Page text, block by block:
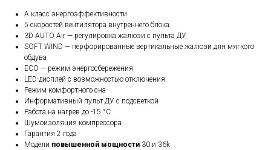
А класс энергоэффективности
5 скоростей вентилятора внутреннего блока
3D AUTO Air — регулировка жалюзи с пульта ДУ
SOFT WIND — перфорированные вертикальные жалюзи для мягкого
обдува
ЕСО — режим энергосбережения
LED-дисплей с возможностью отключения
Режим комфортного сна
Информативный пульт ДУ с подсветкой
Работа на нагрев до -15 °С
Шумоизоляция компрессора
Гарантия 2 года
Модели повышенной мощности 30 и 36k